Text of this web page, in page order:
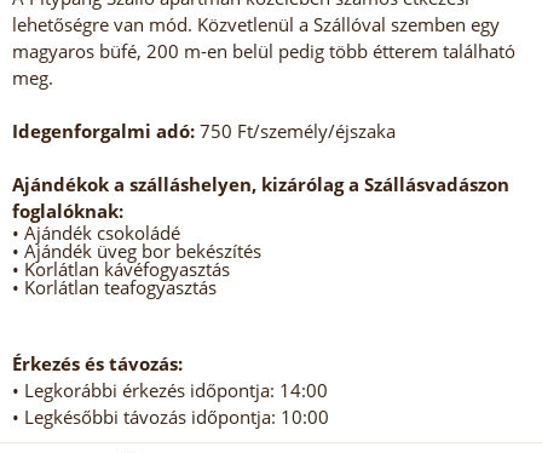
lehetőségre van mód. Közvetlenül a Szállóval szemben egy
magyaros büfé, 200 m-en belül pedig több étterem található
meg.
Idegenforgalmi adó: 750 Ft/személy/éjszaka
Ajándékok a szálláshelyen, kizárólag a Szállásvadászon
foglalóknak:
• Ajándék csokoládé
• Ajándék üveg bor bekészítés
• Korlátlan kávéfogyasztás
• Korlátlan teafogyasztás
Érkezés és távozás:
• Legkorábbi érkezés időpontja: 14:00
• Legkésőbbi távozás időpontja: 10:00